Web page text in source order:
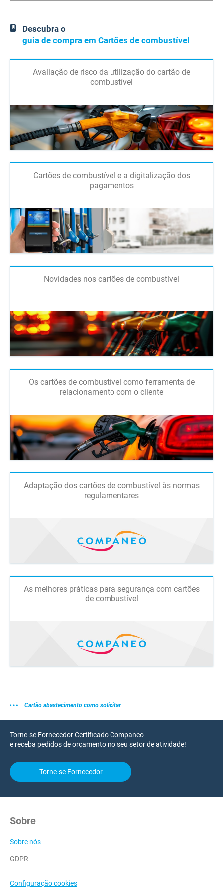
Descubra o
guia de compra em Cartões de combustível
Avaliação de risco da utilização do cartão de
combustível
Cartões de combustível e a digitalização dos
pagamentos
Novidades nos cartões de combustível
Os cartões de combustível como ferramenta de
relacionamento com o cliente
Adaptação dos cartões de combustível às normas
regulamentares
As melhores práticas para segurança com cartões
de combustível
Cartão abastecimento como solicitar
Torne-se Fornecedor Certificado Companeo
e receba pedidos de orçamento no seu setor de atividade!
Torne-se Fornecedor
Sobre
Sobre nós
GDPR
Configuração cookies